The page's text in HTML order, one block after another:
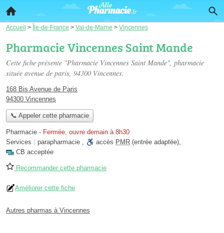
Accueil > Île-de-France > Val-de-Marne > Vincennes
Pharmacie Vincennes Saint Mande
Cette fiche présente "Pharmacie Vincennes Saint Mande", pharmacie
située avenue de paris, 94300 Vincennes.
168 Bis Avenue de Paris
94300 Vincennes
📞 Appeler cette pharmacie
Pharmacie - Fermée, ouvre demain à 8h30
Services : parapharmacie , accès PMR (entrée adaptée),
CB acceptée
Recommander cette pharmacie
Améliorer cette fiche
Autres pharmas à Vincennes